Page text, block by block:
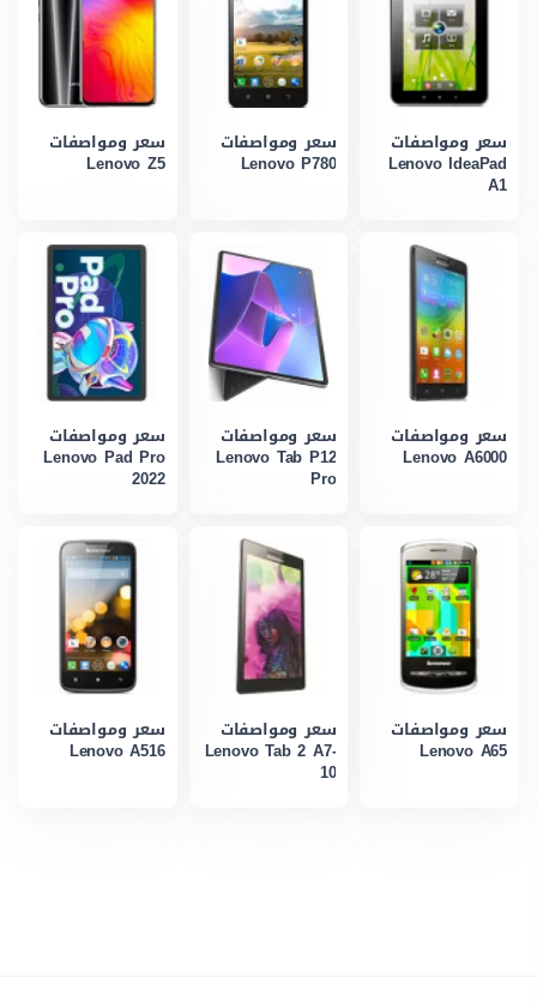
سعر ومواصفات
Lenovo IdeaPad
A1
سعر ومواصفات
Lenovo P780
سعر ومواصفات
Lenovo Z5
سعر ومواصفات
Lenovo A6000
سعر ومواصفات
Lenovo Tab P12
Pro
سعر ومواصفات
Lenovo Pad Pro
2022
سعر ومواصفات
Lenovo A65
سعر ومواصفات
Lenovo Tab 2 A7-
10
سعر ومواصفات
Lenovo A516